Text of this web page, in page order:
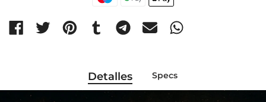
Detalles Specs